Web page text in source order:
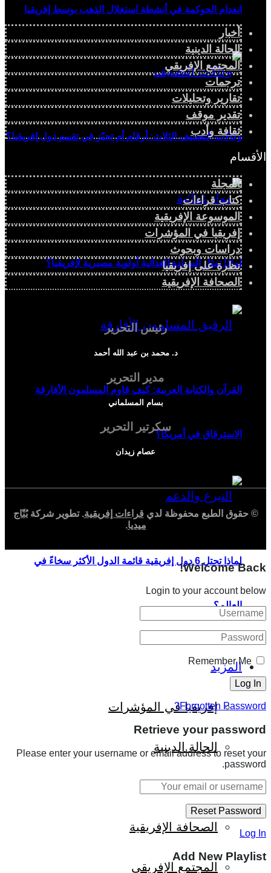
انعدام الحوكمة في أنشطة استغلال الذهب بوسط إفريقيا
وكالات التصنيف الثلاث: أرقام أم تحيّز في تقييم دول إفريقيا؟
لماذا تمثل السيادة الغذائية أولوية مصيرية لإفريقيا؟
القرآن والكتابة العربية: كيف قاوم المسلمون الأفارقة
الاسترقاق في أمريكا؟
لماذا تحتل 6 دول إفريقية قائمة الدول الأكثر سخاءً في
العالم؟
المزيد
إفريقيا في المؤشرات
الحالة الدينية
الملف الإفريقي
الصحافة الإفريقية
المجتمع الإفريقي
أخبار
الحالة الدينية
المجتمع الإفريقي
ترجمات
تقارير وتحليلات
تقدير موقف
ثقافة وأدب
الأقسام
المجلة
كتاب قراءات
الموسوعة الإفريقية
إفريقيا في المؤشرات
دراسات وبحوث
نظرة على إفريقيا
الصحافة الإفريقية
رئيس التحرير
د. محمد بن عبد الله أحمد
مدير التحرير
بسام المسلماني
سكرتير التحرير
عصام زيدان
© حقوق الطبع محفوظة لدي قراءات إفريقية. تطوير شركةبُنّاج
ميديا.
Welcome Back!
Login to your account below
Remember Me
Forgotten Password?
Retrieve your password
Please enter your username or email address to reset your
password.
Log In
Add New Playlist